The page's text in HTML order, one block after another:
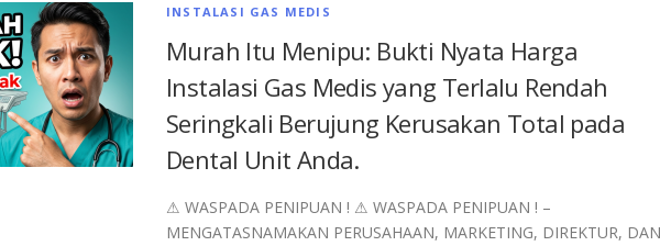
INSTALASI GAS MEDIS
Murah Itu Menipu: Bukti Nyata Harga
Instalasi Gas Medis yang Terlalu Rendah
Seringkali Berujung Kerusakan Total pada
Dental Unit Anda.
⚠︎ WASPADA PENIPUAN ! ⚠︎ WASPADA PENIPUAN ! –
MENGATASNAMAKAN PERUSAHAAN, MARKETING, DIREKTUR, DAN